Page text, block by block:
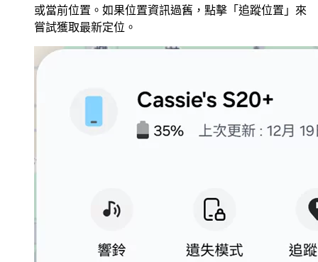
或當前位置。如果位置資訊過舊，點擊「追蹤位置」來
嘗試獲取最新定位。